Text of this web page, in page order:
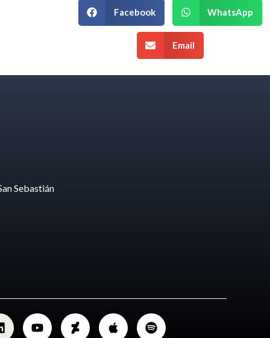
Facebook WhatsApp
Email
Sebastián